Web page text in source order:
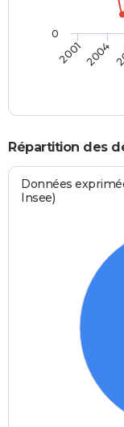
20012004
0
Répartition des
Données
Insee)